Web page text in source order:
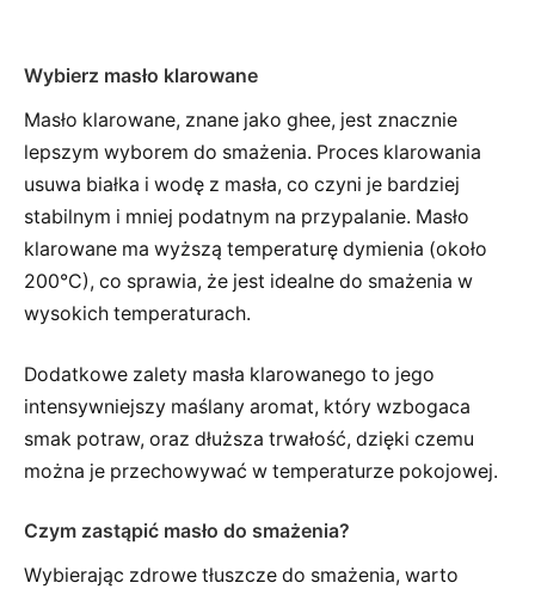
Wybierz masło klarowane
Masło klarowane, znane jako ghee, jest znacznie
lepszym wyborem do smażenia. Proces klarowania
usuwa białka i wodę z masła, co czyni je bardziej
stabilnym i mniej podatnym na przypalanie. Masło
klarowane ma wyższą temperaturę dymienia (około
200°C), co sprawia, że jest idealne do smażenia w
wysokich temperaturach.
Dodatkowe zalety masła klarowanego to jego
intensywniejszy maślany aromat, który wzbogaca
smak potraw, oraz dłuższa trwałość, dzięki czemu
można je przechowywać w temperaturze pokojowej.
Czym zastąpić masło do smażenia?
Wybierając zdrowe tłuszcze do smażenia, warto